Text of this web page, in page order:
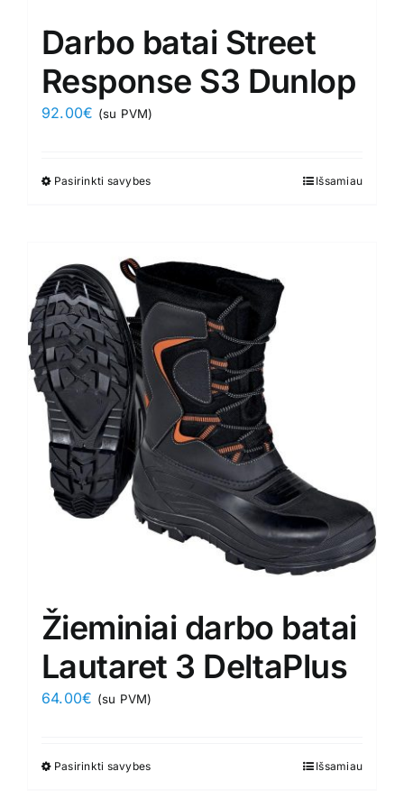
Darbo batai Street
Response S3 Dunlop
92.00€ (su PVM)
Pasirinkti savybesThis
The
may
be
chosen
on
the
product
page
Išsamiau
Žieminiai darbo batai
Lautaret 3 DeltaPlus
64.00€ (su PVM)
Pasirinkti savybesThis
Išsamiau